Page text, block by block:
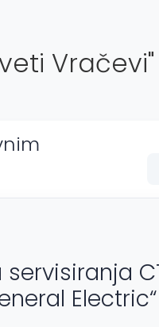
servisiranja
Electric“